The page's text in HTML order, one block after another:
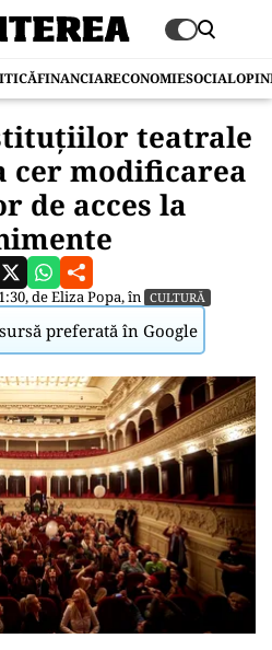
FINANCIARECONOMIESOCIAL
teatrale
cer modificarea
de acces la
deEliza Popa, în CULTURĂ
preferată în Google